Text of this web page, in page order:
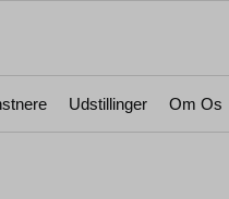
Udstillinger Om Os